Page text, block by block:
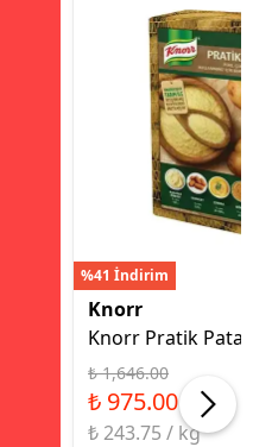
%41 İndirim
Knorr
Knorr Pratik
₺ 1,646.00
₺ 975.00
₺ 243.75 / kg